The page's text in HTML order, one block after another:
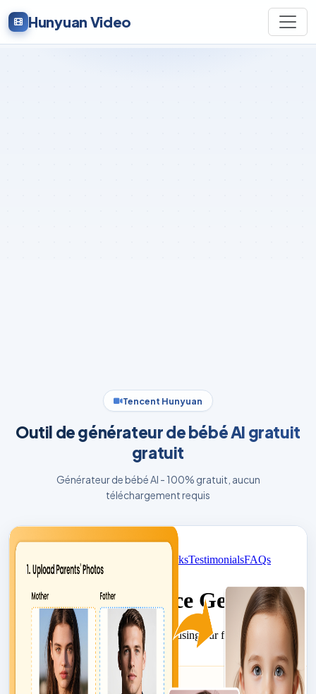
Hunyuan Video
Tencent Hunyuan
Outil de générateur de bébé AI gratuit
gratuit
Générateur de bébé AI - 100% gratuit, aucun
téléchargement requis